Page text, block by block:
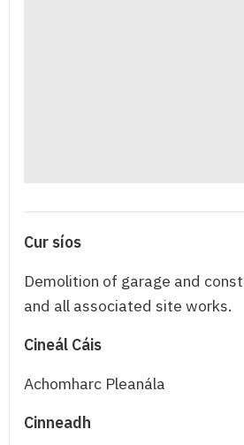
Cur síos
Demolition of garage and
and all associated site works.
Cineál Cáis
Achomharc Pleanála
Cinneadh